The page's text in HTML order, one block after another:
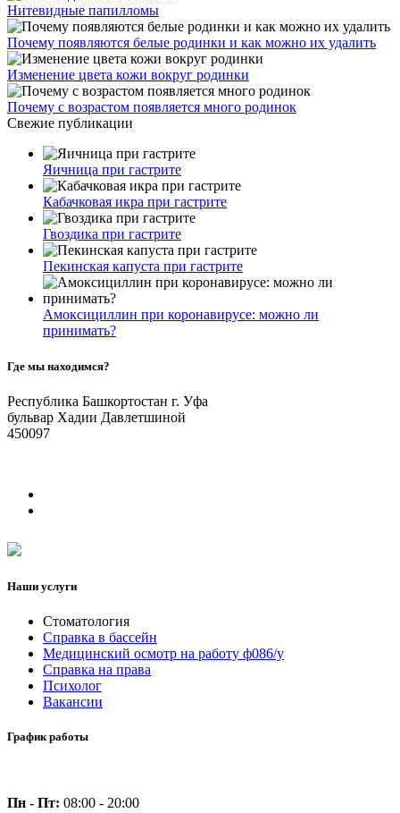
Нитевидные папилломы
Почему появляются белые родинки и как можно их удалить
Изменение цвета кожи вокруг родинки
Почему с возрастом появляется много родинок
Свежие публикации
Яичница при гастрите
Кабачковая икра при гастрите
Гвоздика при гастрите
Пекинская капуста при гастрите
Амоксициллин при коронавирусе: можно ли
принимать?
Где мы находимся?
Республика Башкортостан г. Уфа
бульвар Хадии Давлетшиной
450097
Наши услуги
Стоматология
Справка в бассейн
Медицинский осмотр на работу ф086/у
Справка на права
Психолог
Вакансии
График работы
Пн - Пт: 08:00 - 20:00